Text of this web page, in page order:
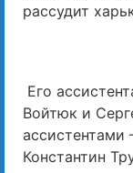
рассудит
Его
Войтюк и
Константин